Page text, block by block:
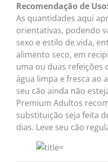
Recomendação de Uso:
As quantidades aqui
orientativas, podendo
sexo e estilo de vida,
alimento seco, em
uma ou duas refeições
água limpa e fresca ao
seu cão ainda não
Premium Adultos
substituição seja feita
dias. Leve seu cão